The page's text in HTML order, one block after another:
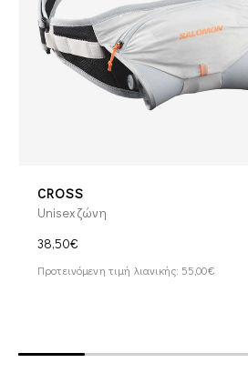
CROSS
Unisex ζώνη
38,50€
Προτεινόμενη τιμή λιανικής: 55,00€